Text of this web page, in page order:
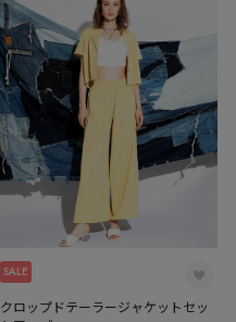
SALE
クロップドテーラージャケットセッ